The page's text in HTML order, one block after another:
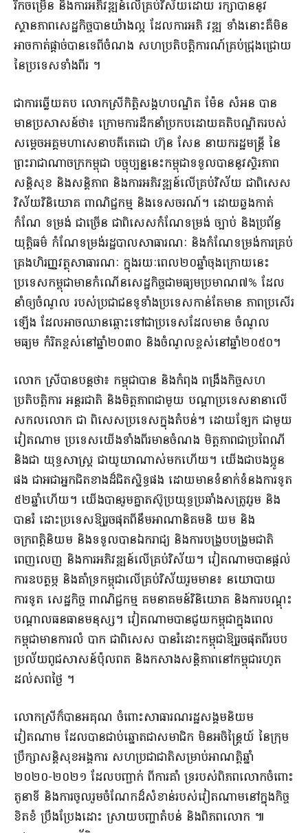
រីកចម្រើន និង​ការអភិវឌ្ឍន៍​លើ​គ្រប់​វិស័យ​ដោយ រក្សាបាន​នូវ​
ស្ថានភាព​សេដ្ឋកិច្ច​បាន​យ៉ាង​ល្អ ដែល​ការ​អភិ វ​ឌ្ឍ ទាំងនោះ​គឺ​មិន
អាច​កាត់ផ្តាច់​បានទេ​ពី​ចំណង សហប្រតិបត្តិ​ការណ៍​គ្រប់​ជ្រុងជ្រោយ​
នៃ​ប្រទេស​ទាំងពីរ ។
ជាការ​ឆ្លើយតប លោកស្រី​កិត្តិ​សង្គហ​បណ្ឌិត ម៉ែន សំអន បាន​
មានប្រសាសន៍ថា​៖ ក្រោម​ការដឹកនាំប្រកប​ដោយគតិបណ្ឌិត​របស់
សម្ដេច​អគ្គមហាសេនាបតី​តេ​ជោ ហ៊ុន សែន នាយករដ្ឋមន្ត្រី នៃ​
ព្រះរាជាណាចក្រ​កម្ពុជា បច្ចុប្បន្ននេះ​កម្ពុជា​ទទួលបាន​នូវ​ស្ថិរភាព
សន្ដិសុខ និង​សន្តិភាព និង​ការអភិវឌ្ឍន៍​លើ​គ្រប់​វិស័យ ជាពិសេស​
វិស័យ​វិនិយោគ ពាណិជ្ជកម្ម និង​ទេសចរណ៍​។ ដោយ​ឆ្លងកាត់​
កំណែ ទម្រង់ ជាច្រើន ជាពិសេស​កំណែទម្រង់ ច្បាប់ និង​ប្រព័ន្ធ
យុត្តិធម៌ កំណែទម្រង់រដ្ឋបាល​សាធារណៈ និង​កំណែទម្រង់​ការគ្រប់
គ្រង​ហិរញ្ញវត្ថុ​សាធារណៈ ក្នុង​រយៈពេល​២០​ឆ្នាំ​ចុង​ក្រោយនេះ
ប្រទេស​កម្ពុ​ជាមាន​កំណើន​សេដ្ឋកិច្ច​ជា​មធ្យម​ប្រមាណ​៧% ដែល​
នាំ​ឲ្យ​ចំណូល របស់​ប្រជាជន​ទូទាំងប្រទេស​កាន់តែ​មាន ភាពប្រសើរ
ឡើង ដែល​អាចឈាន​ឆ្ពោះ​ទៅជា​ប្រទេស​ដែលមាន ចំណូល​
មធ្យម កំរិត​ខ្ពស់​នៅ​ឆ្នាំ​២០៣០ និង​ចំណូល​ខ្ពស់​នៅ​ឆ្នាំ​២០៥០​។​
លោក ស្រី​បាន​បន្ដថា​៖ កម្ពុជា​បាន និង​កំពុង ពង្រឹង​កិច្ចសហ
ប្រតិបត្តិការ អន្តរជាតិ និង​មិត្តភាព​ជាមួយ បណ្តា​ប្រទេស​នានា​លើ​
សកលលោក ជា ពិសេស​ប្រទេស​ក្នុង​តំបន់​។ ដោយឡែក ជាមួយ​
វៀតណាម ប្រទេស​យើង​ទាំងពីរ​មាន​ចំណង មិត្ត​ភាពជា​ប្រពៃណី
និង​ជា យុទ្ធសាស្ត្រ ជា​យូ​យា​ណាស់​មកហើយ​។ យើង​ជា​បងប្អូន​
ផង ជា​អ​ជា​អ្នកជិតខាង​ដ៏​ជិតស្និទ្ធ​ផង ដោយមាន​ទំនាក់ទំនង​ការទូត
៥២​ឆ្នាំ​ហើយ​។ យើង​បានរួម​គ្នា​តស៊ូ​ប្រយុទ្ធប្រឆាំង​សត្រូវ​រួម និង​
បាន​រំ ដោះ​ប្រទេស​ឱ្យ​រួច​ផុតពី​នឹម​អាណានិគម​និ យម និង​
ចក្រពត្តិនិយម និង​ទទួលបាន​ឯករាជ្យ និង​ការបង្រួបបង្រួម​ជាតិ​
ពេញលេញ និង​ការអភិវឌ្ឍន៍​លើ​គ្រប់​វិស័យ​។ វៀតណាម​បានផ្តល់​
ការឧបត្ថម្ភ និង​គាំទ្រ​កម្ពុជា​លើ​គ្រប់​វិស័យ​រួមមាន​៖ នយោបាយ
ការទូត សេដ្ឋកិច្ច ពាណិជ្ជកម្ម គមនាគមន៍​វិនិយោគ និង​ការបណ្តុះ
បណ្តាល​ធនធានមនុស្ស​។ វៀតណាម​បាន​ជួយ​កម្ពុជា​ក្នុងពេល​
កម្ពុជា​មានការ​លំ បាក ជាពិសេស បាន​រំដោះ​កម្ពុជា​ឱ្យ​រួចផុត​ពីរ​បប​
ប្រល័យពូជសាសន៍​ប៉ុលពត និង​កសាង​សន្តិភាព​នៅ​កម្ពុជា​រហូត
ដល់​សព​ថ្ងៃ ។
លោកស្រី​ក៏បាន​អគុណ ចំពោះ​សាធារណរដ្ឋ​សង្គមនិយម​
វៀតណាម ដែល​បាន​ជាប់ឆ្នោត​ជា​សមាជិក មិន​អចិន្ត្រៃយ៍ នៃ​ក្រុម
ប្រឹក្សាសន្តិសុខ​អង្គការ សហប្រជាជាតិ​សម្រាប់​អាណត្តិ​ឆ្នាំ​
២០២០-២០២១ ដែល​បញ្ជាក់ ពី​ការ​គាំ ទ្រ​របស់​ពិភពលោក​ចំពោះ​
តួនាទី និង​ការចូលរួមចំណែក​ដ៏​សំខាន់​របស់​វៀតណាម​នៅក្នុង​កិច្ច
ខិតខំ ប្រឹងប្រែង​ដោះ ស្រាយ​បញ្ហា​តំបន់ និង​ពិភពលោក ៕